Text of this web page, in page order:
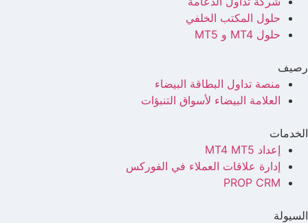
حلول المكتب الخلفي
حلول MT4 و MT5
رصيف
منصة تداول البطاقة البيضاء
العلامة البيضاء لأسواق التنبؤات
الخدمات
إعداد MT4 MT5
إدارة علاقات العملاء في الفوركس
PROP CRM
السيولة